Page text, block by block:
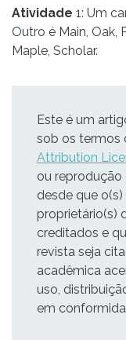
Atividade 1: Um
Outro é Main, Oak,
Maple, Scholar.
Este é um
sob os termos
Attribution
ou
desde que
proprietário(s)
creditados e
revista seja
acadêmica
uso,
em